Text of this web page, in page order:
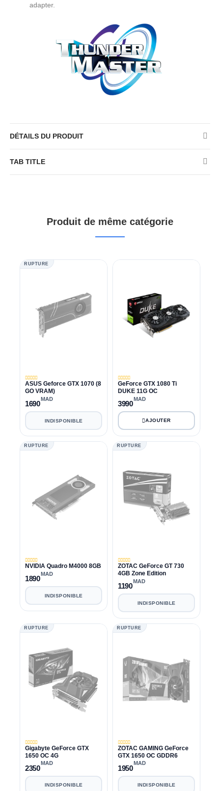
adapter.
DÉTAILS DU PRODUIT
TAB TITLE
Produit de même catégorie
RUPTURE
ASUS Geforce GTX 1070 (8
GO VRAM)
1690
MAD
INDISPONIBLE
GeForce GTX 1080 Ti
DUKE 11G OC
3990
MAD
RUPTURE
NVIDIA Quadro M4000 8GB
1890
MAD
INDISPONIBLE
RUPTURE
ZOTAC GeForce GT 730
4GB Zone Edition
1190
MAD
INDISPONIBLE
RUPTURE
Gigabyte GeForce GTX
1650 OC 4G
2350
MAD
INDISPONIBLE
RUPTURE
ZOTAC GAMING GeForce
GTX 1650 OC GDDR6
1950
MAD
INDISPONIBLE